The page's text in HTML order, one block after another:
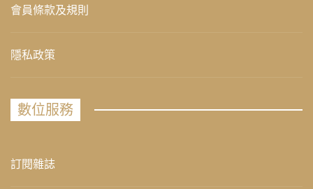
會員條款及規則
隱私政策
數位服務
訂閱雜誌